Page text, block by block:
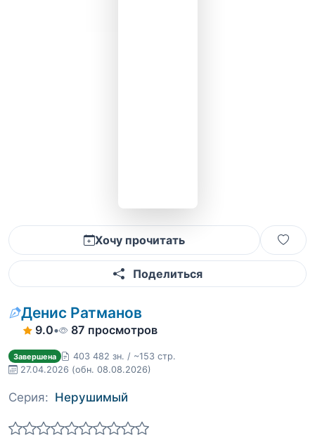
Хочу прочитать
Поделиться
Денис Ратманов
9.0• 87 просмотров
Завершена
403 482 зн. / ~153 стр.
27.04.2026 (обн. 08.08.2026)
Серия: Нерушимый